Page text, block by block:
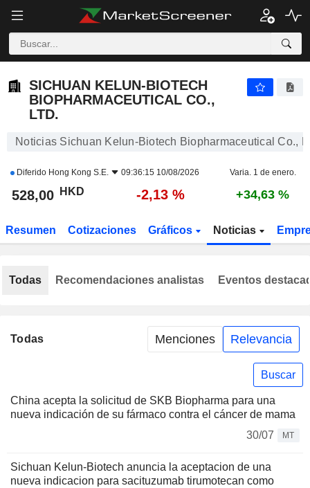
SICHUAN KELUN-BIOTECH
BIOPHARMACEUTICAL CO.,
LTD.
Noticias Sichuan Kelun-Biotech Biopharmaceutical Co.,
Diferido Hong Kong S.E. 09:36:15 10/08/2026 Varia. 1 de enero.
528,00 HKD -2,13 % +34,63 %
Resumen Cotizaciones Gráficos Noticias
Todas Menciones Relevancia
Buscar
China acepta la solicitud de SKB Biopharma para una
nueva indicación de su fármaco contra el cáncer de mama
30/07
MT
Sichuan Kelun-Biotech anuncia la aceptacion de una
nueva indicacion para sacituzumab tirumotecan como
Todas Recomendaciones analistas Eventos